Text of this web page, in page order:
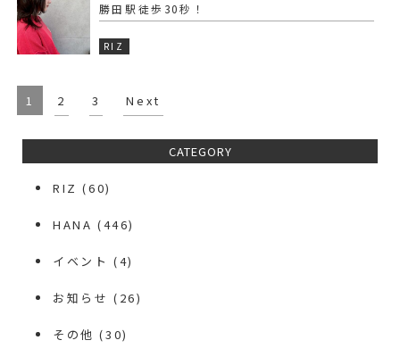
勝田駅徒歩30秒！
RIZ
1 2 3 Next
CATEGORY
RIZ (60)
HANA (446)
イベント (4)
お知らせ (26)
その他 (30)